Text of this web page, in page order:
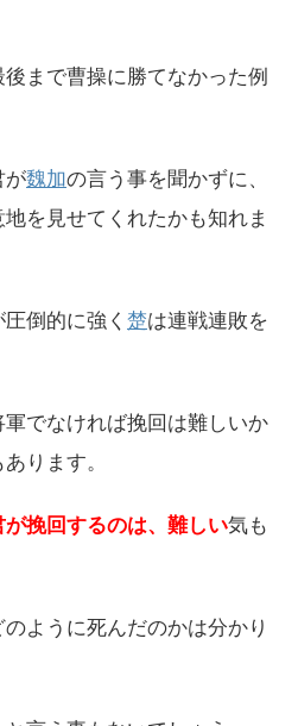
まで曹操に勝てなかった例
が魏加の言う事を聞かずに、
を見せてくれたかも知れま
倒的に強く 楚は連戦連敗を
でなければ挽回は難しいか
ります。
が挽回するのは、難しい気も
ように死んだのかは分かり